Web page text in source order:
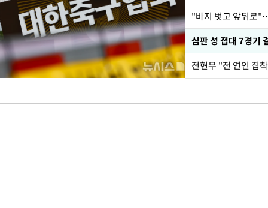
"바지 벗고 앞뒤로
심판 성 접대 7경기
전현무 "전 연인 집